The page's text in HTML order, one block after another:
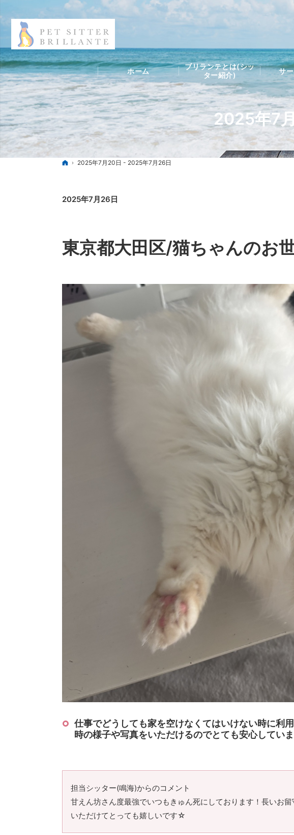
2025年7
ホーム
2025年7月20日 - 2025年7月26日
2025年7月26日
東京都大田区/猫ちゃんのお
仕事でどうしても家を空けなくてはいけない時に利
時の様子や写真をいただけるのでとても安心していま
担当シッター(鳴海)からのコメント
甘えん坊さん度最強でいつもきゅん死にしております！長いお
いただけてとっても嬉しいです☆
ホーム
ブリランテとは(シッ
ター紹介)
サ